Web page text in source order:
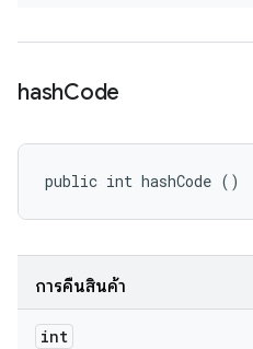
hashCode
public int hashCode ()
การคืนสินค้า
int